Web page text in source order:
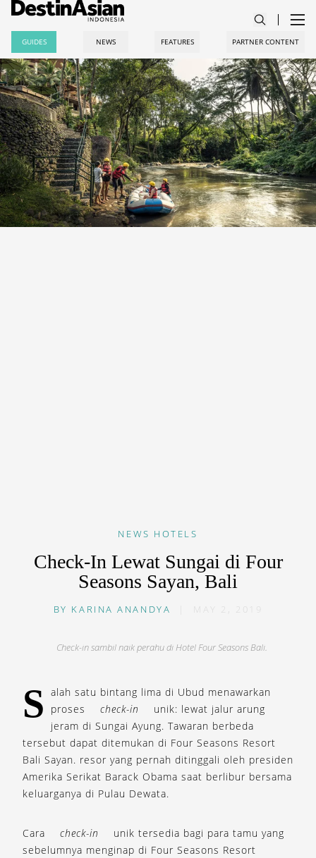
GUIDES NEWS FEATURES PARTNER CONTENT
NEWS HOTELS
Check-In Lewat Sungai di Four
Seasons Sayan, Bali
BY KARINA ANANDYA MAY 2, 2019
Check-in sambil naik perahu di Hotel Four Seasons Bali.
S alah satu bintang lima di Ubud menawarkan
proses
check-in
unik: lewat jalur arung
jeram di Sungai Ayung. Tawaran berbeda
tersebut dapat ditemukan di Four Seasons Resort
Bali Sayan. resor yang pernah ditinggali oleh presiden
Amerika Serikat Barack Obama saat berlibur bersama
keluarganya di Pulau Dewata.
Cara check-in
unik tersedia bagi para tamu yang
sebelumnya menginap di Four Seasons Resort